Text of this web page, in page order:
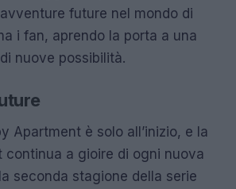
future nel mondo di
i fan, aprendo la porta a una
nuove possibilità.
Apartment è solo all’inizio, e la
continua a gioire di ogni nuova
seconda stagione della serie